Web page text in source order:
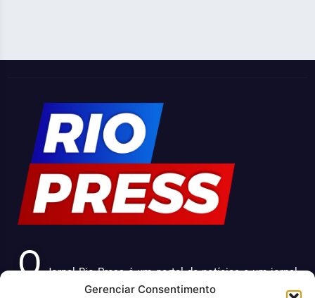
Gerenciar Consentimento
O Jornal Rio Press é um portal de notícias e um jornal
impresso que cobre diversas notícias sobre a cidade do